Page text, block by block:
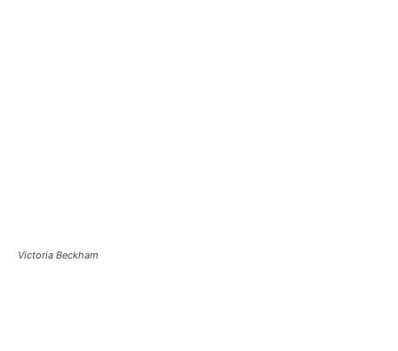
Victoria Beckham